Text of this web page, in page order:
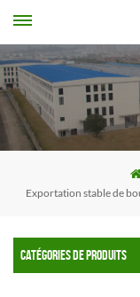
Exportation stable de
CATÉGORIES DE PRODUITS